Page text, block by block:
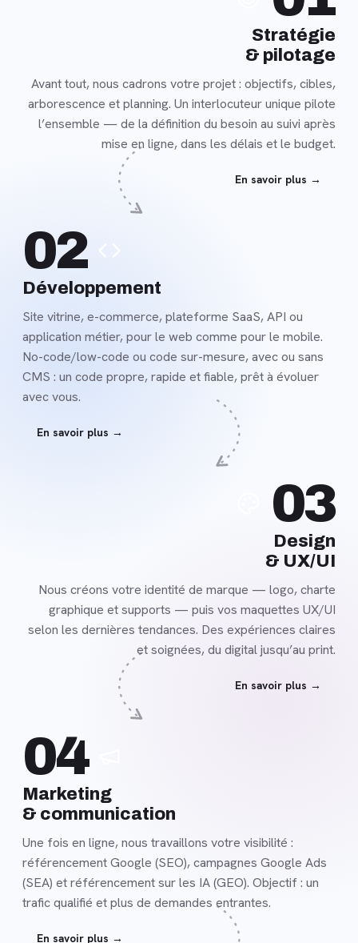
Stratégie
& pilotage
Avant tout, nous cadrons votre projet : objectifs, cibles,
arborescence et planning. Un interlocuteur unique pilote
l’ensemble — de la définition du besoin au suivi après
mise en ligne, dans les délais et le budget.
En savoir plus →
Site vitrine, e-commerce, plateforme SaaS, API ou
application métier, pour le web comme pour le mobile.
No-code/low-code ou code sur-mesure, avec ou sans
CMS : un code propre, rapide et fiable, prêt à évoluer
avec vous.
En savoir plus →
Développement
02
03
Design
& UX/UI
Nous créons votre identité de marque — logo, charte
graphique et supports — puis vos maquettes UX/UI
selon les dernières tendances. Des expériences claires
et soignées, du digital jusqu’au print.
En savoir plus →
Une fois en ligne, nous travaillons votre visibilité :
référencement Google (SEO), campagnes Google Ads
(SEA) et référencement sur les IA (GEO). Objectif : un
trafic qualifié et plus de demandes entrantes.
En savoir plus →
Marketing
& communication
04